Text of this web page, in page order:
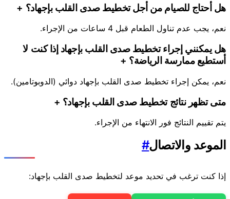
هل أحتاج للصيام من أجل تخطيط صدى القلب بإجهاد؟ +
نعم، يجب عدم تناول الطعام قبل 4 ساعات من الإجراء.
هل يمكنني إجراء تخطيط صدى القلب بإجهاد إذا كنت لا
أستطيع ممارسة الرياضة؟ +
نعم، يمكن إجراء تخطيط صدى القلب بإجهاد دوائي (الدوبوتامين).
متى تظهر نتائج تخطيط صدى القلب بإجهاد؟ +
يتم تقييم النتائج فور الانتهاء من الإجراء.
الموعد والاتصال#
إذا كنت ترغب في تحديد موعد لتخطيط صدى القلب بإجهاد: